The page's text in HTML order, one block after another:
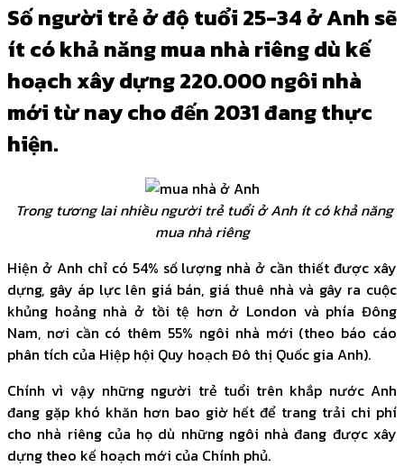
Số người trẻ ở độ tuổi 25-34 ở Anh sẽ
ít có khả năng mua nhà riêng dù kế
hoạch xây dựng 220.000 ngôi nhà
mới từ nay cho đến 2031 đang thực
hiện.
Trong tương lai nhiều người trẻ tuổi ở Anh ít có khả năng
mua nhà riêng
Hiện ở Anh chỉ có 54% số lượng nhà ở cần thiết được xây
dựng, gây áp lực lên giá bán, giá thuê nhà và gây ra cuộc
khủng hoảng nhà ở tồi tệ hơn ở London và phía Đông
Nam, nơi cần có thêm 55% ngôi nhà mới (theo báo cáo
phân tích của Hiệp hội Quy hoạch Đô thị Quốc gia Anh).
Chính vì vậy những người trẻ tuổi trên khắp nước Anh
đang gặp khó khăn hơn bao giờ hết để trang trải chi phí
cho nhà riêng của họ dù những ngôi nhà đang được xây
dựng theo kế hoạch mới của Chính phủ.